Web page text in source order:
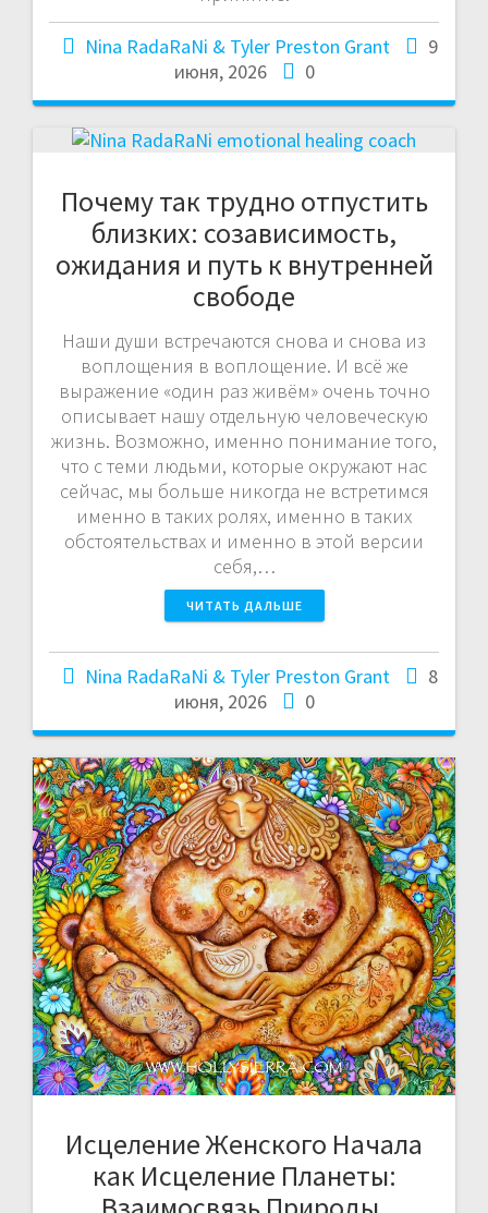
Nina RadaRaNi & Tyler Preston Grant
9
июня, 2026
0
Почему так трудно отпустить
близких: созависимость,
ожидания и путь к внутренней
свободе
Наши души встречаются снова и снова из
воплощения в воплощение. И всё же
выражение «один раз живём» очень точно
описывает нашу отдельную человеческую
жизнь. Возможно, именно понимание того,
что с теми людьми, которые окружают нас
сейчас, мы больше никогда не встретимся
именно в таких ролях, именно в таких
обстоятельствах и именно в этой версии
себя,…
ЧИТАТЬ ДАЛЬШЕ
Nina RadaRaNi & Tyler Preston Grant
8
июня, 2026
0
Исцеление Женского Начала
как Исцеление Планеты: